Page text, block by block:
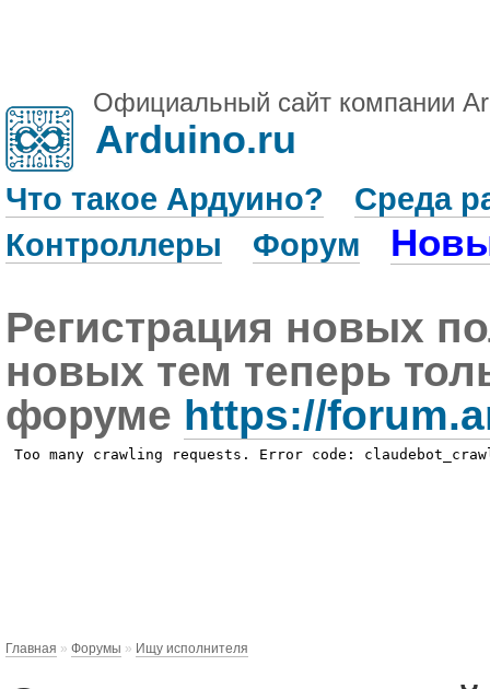
Официальный сайт компании
Arduino.ru
Что такое Ардуино?
Среда
Контроллеры
Форум
Регистрация новых
новых тем теперь
форуме https://
Главная » Форумы » Ищу исполнителя